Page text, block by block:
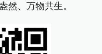
然、万物共生。